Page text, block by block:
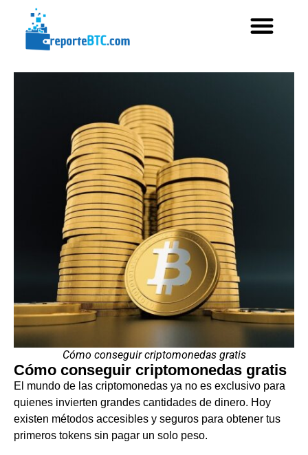
Cómo conseguir criptomonedas gratis
Cómo conseguir criptomonedas gratis
El mundo de las criptomonedas ya no es exclusivo para
quienes invierten grandes cantidades de dinero. Hoy
existen métodos accesibles y seguros para obtener tus
primeros tokens sin pagar un solo peso.